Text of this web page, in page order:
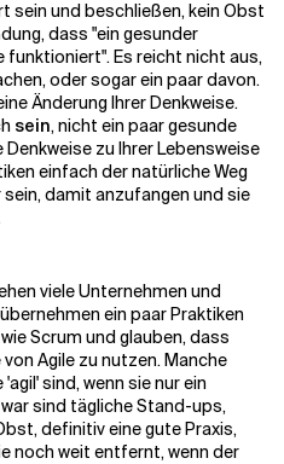
und beschließen, kein Obst
dass "ein gesunder
Es reicht nicht aus,
oder sogar ein paar davon.
Änderung Ihrer Denkweise.
sein, nicht ein paar gesunde
zu Ihrer Lebensweise
einfach der natürliche Weg
damit anzufangen und sie
viele Unternehmen und
ein paar Praktiken
Scrum und glauben, dass
Agile zu nutzen. Manche
sind, wenn sie nur ein
sind tägliche Stand-ups,
definitiv eine gute Praxis,
noch weit entfernt, wenn der